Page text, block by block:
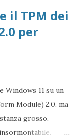
il TPM dei
per
Windows 11 su un
Module) 2.0, ma
grosso,